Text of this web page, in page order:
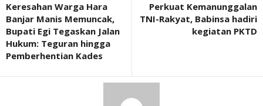
Keresahan Warga Hara
Banjar Manis Memuncak,
Bupati Egi Tegaskan Jalan
Hukum: Teguran hingga
Pemberhentian Kades
Perkuat Kemanunggalan
TNI-Rakyat, Babinsa hadiri
kegiatan PKTD